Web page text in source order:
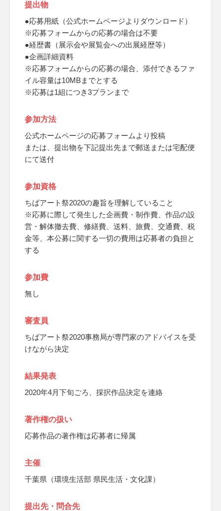
提出物
●応募用紙（公式ホームページよりダウンロード）
※応募フォームからの応募の場合は不要
●経歴書（展示会や展覧会への出展経歴等）
●企画詳細資料
※応募フォームからの応募の場合、添付できるファ
イル容量は10MBまでとする
※応募は1組につき3プランまで
参加方法
公式ホームページの応募フォームより投稿
または、提出物を下記提出先まで郵送または宅配便
にて送付
参加資格
ちばアート祭2020の趣旨を理解していること
※応募に際して発生した企画費・制作費、作品の設
営・解体撤去費、修繕費、送料、旅費、交通費、税
金等、本公募に関する一切の費用は応募者の負担と
する
参加費
無し
審査員
ちばアート祭2020事務局が専門家のアドバイスを受
けながら決定
結果発表
2020年4月下旬ごろ、採択作品決定を連絡
著作権の扱い
応募作品の著作権は応募者に帰属
主催
千葉県（環境生活部 県民生活・文化課）
提出先・問合先